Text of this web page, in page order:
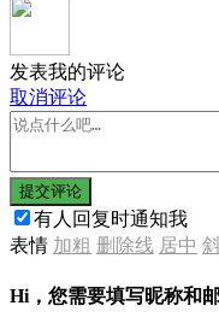
发表我的评论
取消评论
提交评论
有人回复时通知我
表情 加粗 删除线 居中
Hi，您需要填写昵称和邮